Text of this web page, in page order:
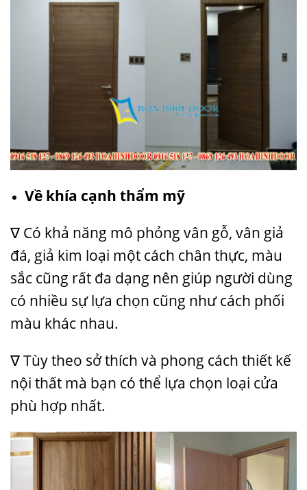
Về khía cạnh thẩm mỹ
∇ Có khả năng mô phỏng vân gỗ, vân giả
đá, giả kim loại một cách chân thực, màu
sắc cũng rất đa dạng nên giúp người dùng
có nhiều sự lựa chọn cũng như cách phối
màu khác nhau.
∇ Tùy theo sở thích và phong cách thiết kế
nội thất mà bạn có thể lựa chọn loại cửa
phù hợp nhất.